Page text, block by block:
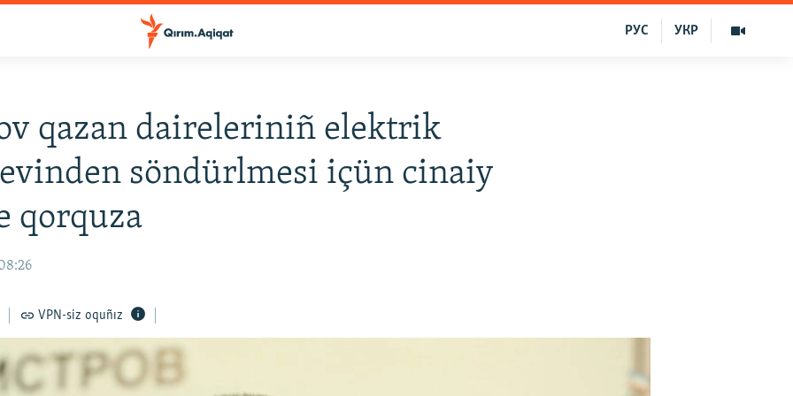
УКР
РУС
qazan daireleriniñ elektrik
söndürlmesi içün cinaiy
qorquza
VPN-siz oquñız